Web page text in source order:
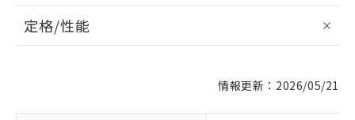
定格/性能
情報更新：2026/05/21